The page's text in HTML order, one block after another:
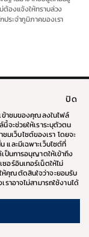
ข้าชมของคุณลงในไฟล์
จะช่วยให้เราระบุตัวตน
เว็บไซต์ของเรา โดยจะ
และมีเฉพาะเว็บไซต์ที่
ป็นการอนุญาตให้เข้าถึง
อร์อินเทอร์เน็ตให้ไม่
คุณตัดสินใจว่าจะยอมรับ
าอาจไม่สามารถใช้งานได้
ปิด
ต้องแจ้งให้ทราบล่วง
ระจำภูมิภาคของเรา
อนไข